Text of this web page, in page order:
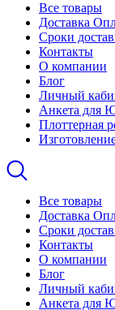
Все товары
Доставка
Сроки
Контакты
О компании
Блог
Личный
Анкета для
Плоттерная
Все товары
Доставка
Сроки
Контакты
О компании
Блог
Личный
Анкета для